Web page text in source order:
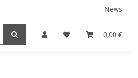
News
0,00 €